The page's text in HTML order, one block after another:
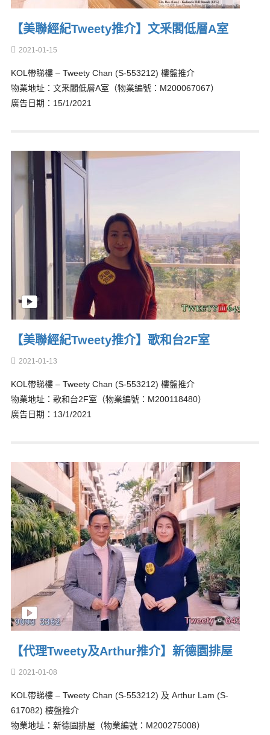
【美聯經紀Tweety推介】文釆閣低層A室
2021-01-15
KOL帶睇樓 – Tweety Chan (S-553212) 樓盤推介
物業地址：文釆閣低層A室（物業編號：M200067067）
廣告日期：15/1/2021
【美聯經紀Tweety推介】歌和台2F室
2021-01-13
KOL帶睇樓 – Tweety Chan (S-553212) 樓盤推介
物業地址：歌和台2F室（物業編號：M200118480）
廣告日期：13/1/2021
【代理Tweety及Arthur推介】新德園排屋
2021-01-08
KOL帶睇樓 – Tweety Chan (S-553212) 及 Arthur Lam (S-
617082) 樓盤推介
物業地址：新德園排屋（物業編號：M200275008）